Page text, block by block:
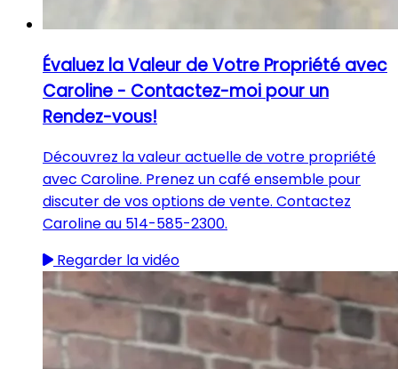
Évaluez la Valeur de Votre Propriété avec
Caroline - Contactez-moi pour un
Rendez-vous!
Découvrez la valeur actuelle de votre propriété
avec Caroline. Prenez un café ensemble pour
discuter de vos options de vente. Contactez
Caroline au 514-585-2300.
Regarder la vidéo